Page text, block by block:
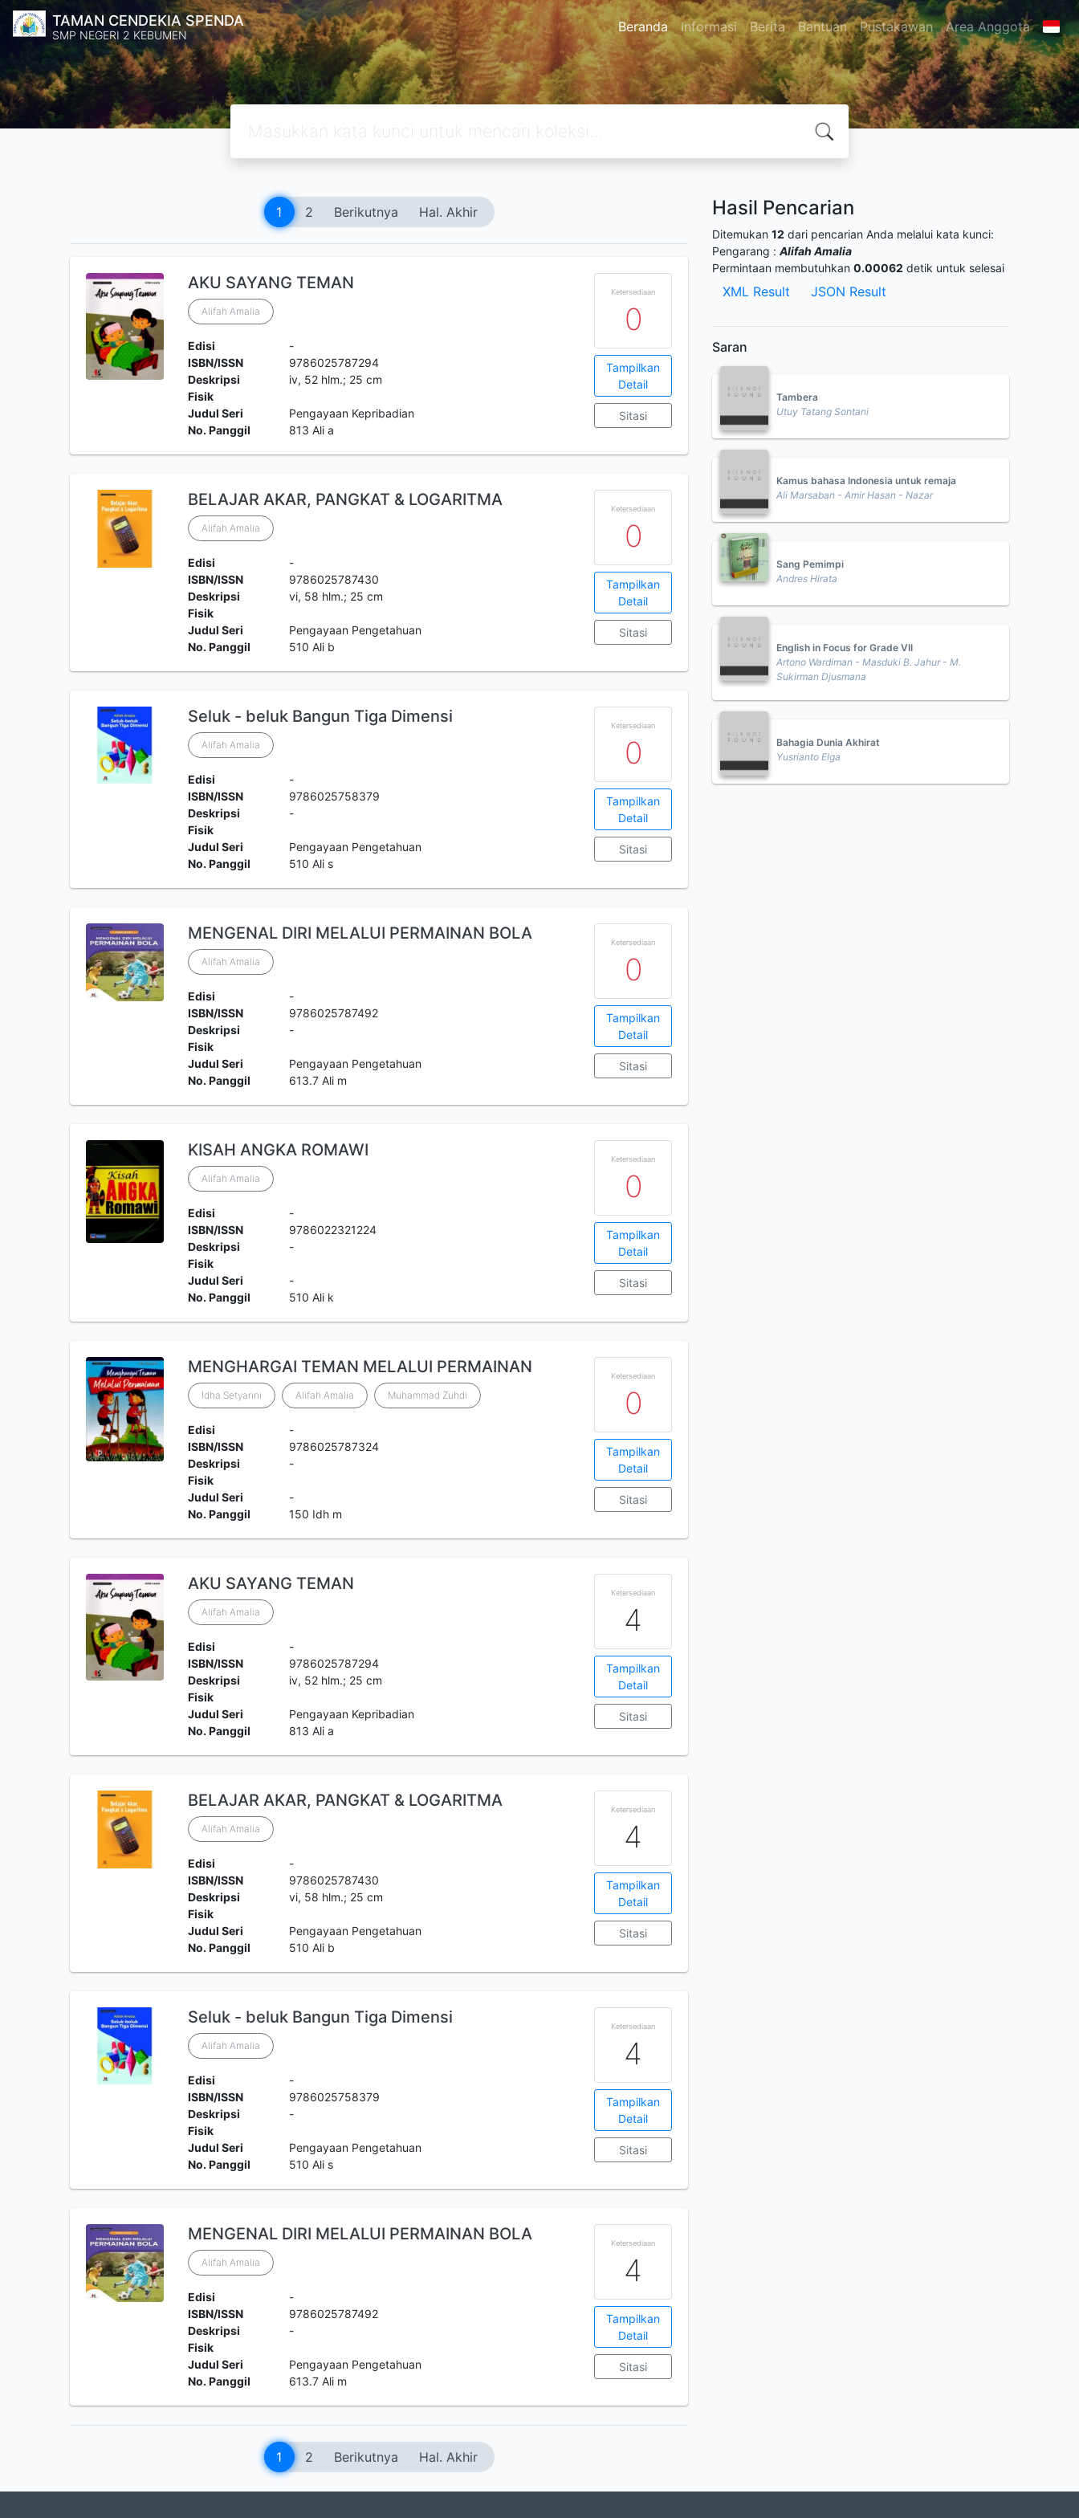
TAMAN CENDEKIA SPENDA
SMP NEGERI 2 KEBUMEN Beranda Informasi Berita Bantuan Pustakawan Area Anggota
1 2 Berikutnya Hal. Akhir
AKU SAYANG TEMAN
Alifah Amalia
Edisi
-
ISBN/ISSN
9786025787294
Deskripsi
Fisik
iv, 52 hlm.; 25 cm
Judul Seri
Pengayaan Kepribadian
No. Panggil
813 Ali a
Ketersediaan
0
Tampilkan
Detail
Sitasi
BELAJAR AKAR, PANGKAT & LOGARITMA
Alifah Amalia
Edisi
-
ISBN/ISSN
9786025787430
Deskripsi
Fisik
vi, 58 hlm.; 25 cm
Judul Seri
Pengayaan Pengetahuan
No. Panggil
510 Ali b
Ketersediaan
0
Tampilkan
Detail
Sitasi
Seluk - beluk Bangun Tiga Dimensi
Alifah Amalia
Edisi
-
ISBN/ISSN
9786025758379
Deskripsi
Fisik
-
Judul Seri
Pengayaan Pengetahuan
No. Panggil
510 Ali s
Ketersediaan
0
Tampilkan
Detail
Sitasi
MENGENAL DIRI MELALUI PERMAINAN BOLA
Alifah Amalia
Edisi
-
ISBN/ISSN
9786025787492
Deskripsi
Fisik
-
Judul Seri
Pengayaan Pengetahuan
No. Panggil
613.7 Ali m
Ketersediaan
0
Tampilkan
Detail
Sitasi
KISAH ANGKA ROMAWI
Alifah Amalia
Edisi
-
ISBN/ISSN
9786022321224
Deskripsi
Fisik
-
Judul Seri
-
No. Panggil
510 Ali k
Ketersediaan
0
Tampilkan
Detail
Sitasi
MENGHARGAI TEMAN MELALUI PERMAINAN
Idha Setyarini Alifah Amalia Muhammad Zuhdi
Edisi
-
ISBN/ISSN
9786025787324
Deskripsi
Fisik
-
Judul Seri
-
No. Panggil
150 Idh m
Ketersediaan
0
Tampilkan
Detail
Sitasi
AKU SAYANG TEMAN
Alifah Amalia
Edisi
-
ISBN/ISSN
9786025787294
Deskripsi
Fisik
iv, 52 hlm.; 25 cm
Judul Seri
Pengayaan Kepribadian
No. Panggil
813 Ali a
Ketersediaan
4
Tampilkan
Detail
Sitasi
BELAJAR AKAR, PANGKAT & LOGARITMA
Alifah Amalia
Edisi
-
ISBN/ISSN
9786025787430
Deskripsi
Fisik
vi, 58 hlm.; 25 cm
Judul Seri
Pengayaan Pengetahuan
No. Panggil
510 Ali b
Ketersediaan
4
Tampilkan
Detail
Sitasi
Seluk - beluk Bangun Tiga Dimensi
Alifah Amalia
Edisi
-
ISBN/ISSN
9786025758379
Deskripsi
Fisik
-
Judul Seri
Pengayaan Pengetahuan
No. Panggil
510 Ali s
Ketersediaan
4
Tampilkan
Detail
Sitasi
MENGENAL DIRI MELALUI PERMAINAN BOLA
Alifah Amalia
Edisi
-
ISBN/ISSN
9786025787492
Deskripsi
Fisik
-
Judul Seri
Pengayaan Pengetahuan
No. Panggil
613.7 Ali m
Ketersediaan
4
Tampilkan
Detail
Sitasi
1 2 Berikutnya Hal. Akhir
Hasil Pencarian
Ditemukan 12 dari pencarian Anda melalui kata kunci:
Pengarang : Alifah Amalia
Permintaan membutuhkan 0.00062 detik untuk selesai
XML Result JSON Result
Saran
Tambera
Utuy Tatang Sontani
Kamus bahasa Indonesia untuk remaja
Ali Marsaban - Amir Hasan - Nazar
Sang Pemimpi
Andres Hirata
English in Focus for Grade VII
Artono Wardiman - Masduki B. Jahur - M.
Sukirman Djusmana
Bahagia Dunia Akhirat
Yusrianto Elga